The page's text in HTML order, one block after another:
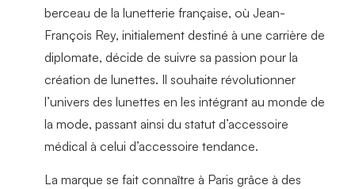
berceau de la lunetterie française, où Jean-
François Rey, initialement destiné à une carrière de
diplomate, décide de suivre sa passion pour la
création de lunettes. Il souhaite révolutionner
l’univers des lunettes en les intégrant au monde de
la mode, passant ainsi du statut d’accessoire
médical à celui d’accessoire tendance.
La marque se fait connaître à Paris grâce à des